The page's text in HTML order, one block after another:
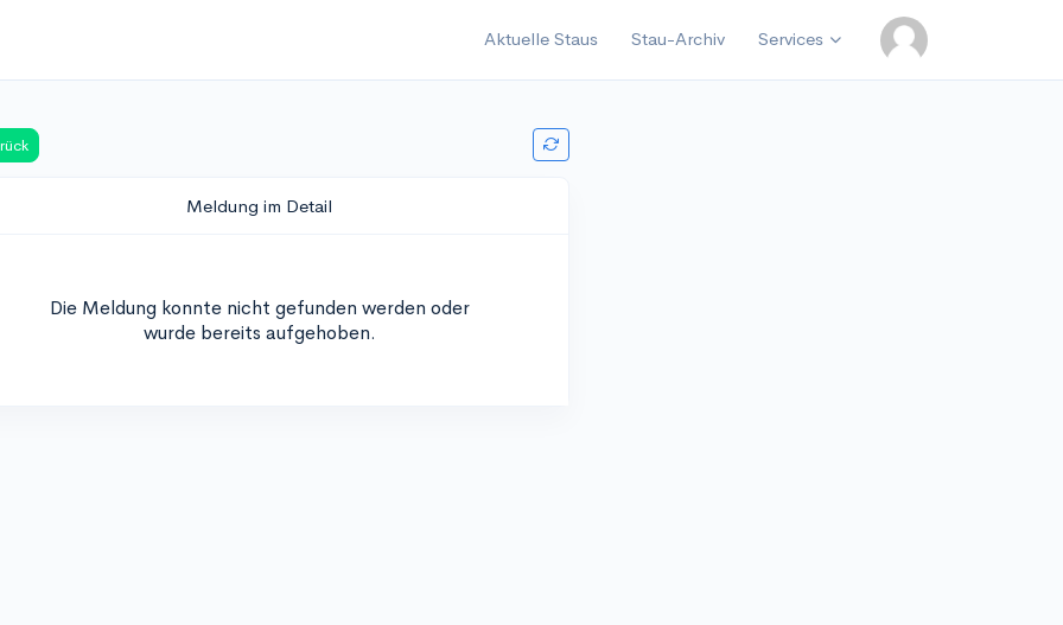
Aktuelle Staus Stau-Archiv Services
Meldung im Detail
Die Meldung konnte nicht gefunden werden oder
wurde bereits aufgehoben.